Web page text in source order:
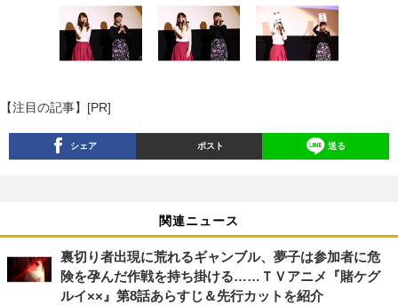
【注目の記事】[PR]
シェア ポスト 送る
関連ニュース
裏切り者出現に荒れるギャンブル、夢子は参加者に危
険を孕んだ作戦を持ち掛ける……ＴＶアニメ『賭ケグ
ルイ××』第8話あらすじ＆先行カットを紹介